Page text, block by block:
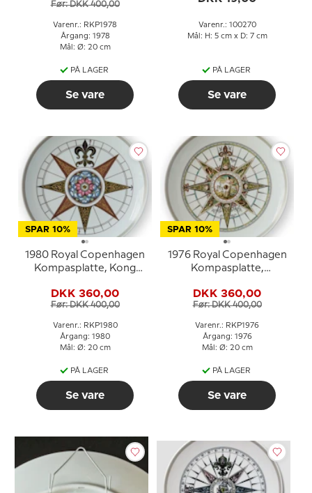
Før: DKK 400,00
Varenr.: RKP1978
Årgang: 1978
Mål: Ø: 20 cm
PÅ LAGER
Se vare
Varenr.: 100270
Mål: H: 5 cm x D: 7 cm
PÅ LAGER
Se vare
SPAR 10%
1980 Royal Copenhagen
Kompasplatte, Kong
skibkompas 1595
DKK 360,00
Før: DKK 400,00
Varenr.: RKP1980
Årgang: 1980
Mål: Ø: 20 cm
PÅ LAGER
Se vare
SPAR 10%
1976 Royal Copenhagen
Kompasplatte,
DKK 360,00
Før: DKK 400,00
Varenr.: RKP1976
Årgang: 1976
Mål: Ø: 20 cm
PÅ LAGER
Se vare